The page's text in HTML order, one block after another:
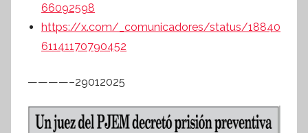
66092598
https://x.com/_comunicadores/status/18840
61141170790452
————–29012025